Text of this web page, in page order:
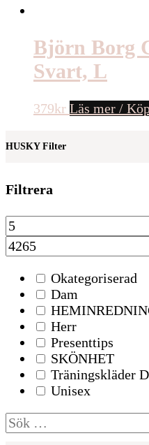
Björn Borg
Svart, L
379kr Läs mer /
HUSKY Filter
Filtrera
Okategoriserad
Dam
Herr
Presenttips
SKÖNHET
Träningskläder
Unisex
Sök
efter: